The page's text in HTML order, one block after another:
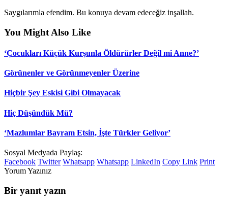
Saygılarımla efendim. Bu konuya devam edeceğiz inşallah.
You Might Also Like
‘Çocukları Küçük Kurşunla Öldürürler Değil mi Anne?’
Görünenler ve Görünmeyenler Üzerine
Hiçbir Şey Eskisi Gibi Olmayacak
Hiç Düşündük Mü?
‘Mazlumlar Bayram Etsin, İşte Türkler Geliyor’
Sosyal Medyada Paylaş:
Facebook Twitter Whatsapp Whatsapp LinkedIn Copy Link Print
Yorum Yazınız
Bir yanıt yazın